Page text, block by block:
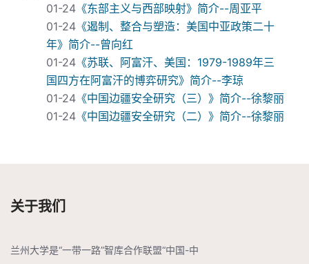
01-24 《东部主义与西部映射》简介--周亚平
01-24 《遏制、整合与塑造：美国中亚政策二十
年》简介--曾向红
01-24 《苏联、阿富汗、美国：1979-1989年三
国四方在阿富汗的博弈研究》简介--李琼
01-24 《中国边疆安全研究（三）》简介--徐黎丽
01-24 《中国边疆安全研究（二）》简介--徐黎丽
关于我们
兰州大学是“一带一路”智库合作联盟“中国-中